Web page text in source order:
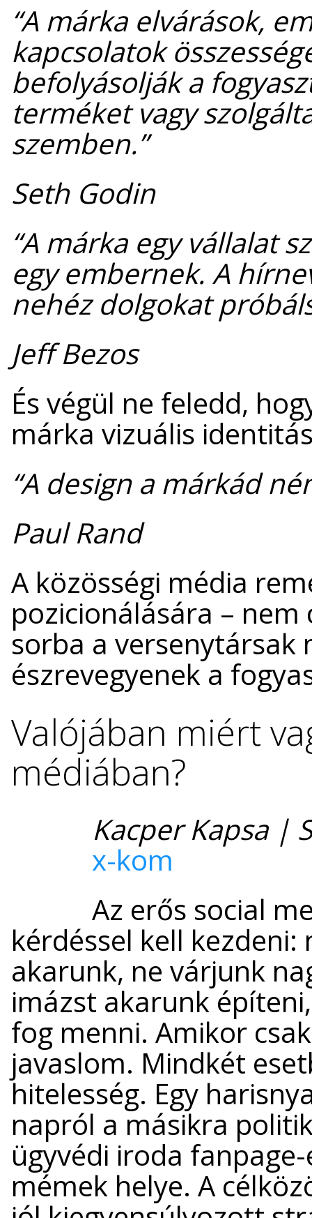
“A márka elvárások,
kapcsolatok
befolyásolják a
terméket vagy
szemben.”
Seth Godin
“A márka egy vállalat
egy embernek. A
nehéz dolgokat
Jeff Bezos
És végül ne feledd,
márka vizuális
“A design a márkád
Paul Rand
A közösségi média
pozicionálására –
sorba a versenytársak
észrevegyenek a
Valójában miért
médiában?
Kacper Kapsa |
x-kom
Az erős social
kérdéssel kell kezdeni:
akarunk, ne várjunk
imázst akarunk
fog menni. Amikor
javaslom. Mindkét
hitelesség. Egy
napról a másikra
ügyvédi iroda
mémek helye. A